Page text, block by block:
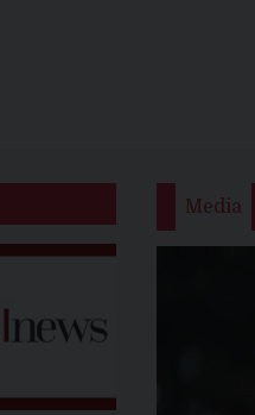
Media